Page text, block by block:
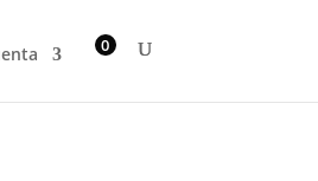
0